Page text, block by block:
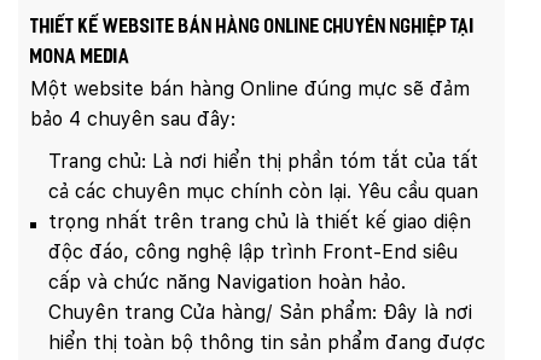
Thiết kế website bán hàng Online chuyên nghiệp tại
Mona Media
Một website bán hàng Online đúng mực sẽ đảm
bảo 4 chuyên sau đây:
Trang chủ: Là nơi hiển thị phần tóm tắt của tất
cả các chuyên mục chính còn lại. Yêu cầu quan
trọng nhất trên trang chủ là thiết kế giao diện
độc đáo, công nghệ lập trình Front-End siêu
cấp và chức năng Navigation hoàn hảo.
Chuyên trang Cửa hàng/ Sản phẩm: Đây là nơi
hiển thị toàn bộ thông tin sản phẩm đang được